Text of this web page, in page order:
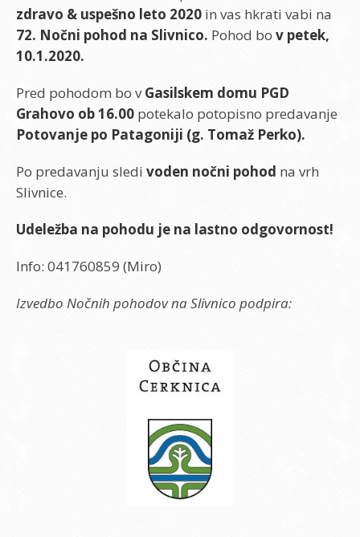
zdravo & uspešno leto 2020 in vas hkrati vabi na
72. Nočni pohod na Slivnico. Pohod bo v petek,
10.1.2020.
Pred pohodom bo vGasilskem domu PGD
Grahovo ob 16.00 potekalo potopisno predavanje
Potovanje po Patagoniji (g. Tomaž Perko).
Po predavanju sledi voden nočni pohod na vrh
Slivnice.
Udeležba na pohodu je na lastno odgovornost!
Info: 041760859 (Miro)
Izvedbo Nočnih pohodov na Slivnico podpira: